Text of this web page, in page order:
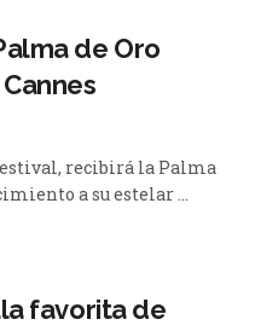
de Oro
recibirá la Palma
a su estelar ...
favorita de